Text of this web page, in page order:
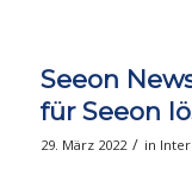
Seeon
für Seeon
29. März 2022 / in